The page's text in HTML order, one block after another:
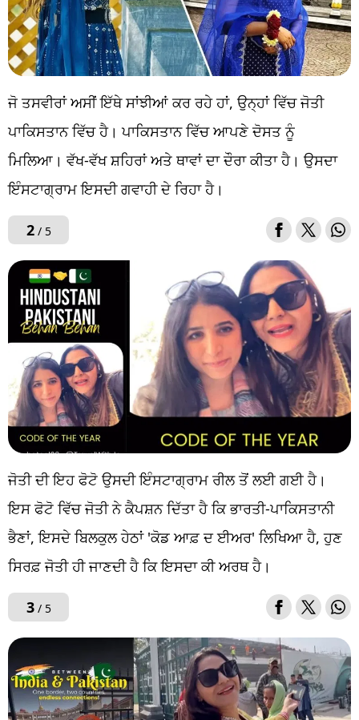
ਜੋ ਤਸਵੀਰਾਂ ਅਸੀਂ ਇੱਥੇ ਸਾਂਝੀਆਂ ਕਰ ਰਹੇ ਹਾਂ, ਉਨ੍ਹਾਂ ਵਿੱਚ ਜੋਤੀ
ਪਾਕਿਸਤਾਨ ਵਿੱਚ ਹੈ। ਪਾਕਿਸਤਾਨ ਵਿੱਚ ਆਪਣੇ ਦੋਸਤ ਨੂੰ
ਮਿਲਿਆ। ਵੱਖ-ਵੱਖ ਸ਼ਹਿਰਾਂ ਅਤੇ ਥਾਵਾਂ ਦਾ ਦੌਰਾ ਕੀਤਾ ਹੈ। ਉਸਦਾ
ਇੰਸਟਾਗ੍ਰਾਮ ਇਸਦੀ ਗਵਾਹੀ ਦੇ ਰਿਹਾ ਹੈ।
2/ 5
ਜੋਤੀ ਦੀ ਇਹ ਫੋਟੋ ਉਸਦੀ ਇੰਸਟਾਗ੍ਰਾਮ ਰੀਲ ਤੋਂ ਲਈ ਗਈ ਹੈ।
ਇਸ ਫੋਟੋ ਵਿੱਚ ਜੋਤੀ ਨੇ ਕੈਪਸ਼ਨ ਦਿੱਤਾ ਹੈ ਕਿ ਭਾਰਤੀ-ਪਾਕਿਸਤਾਨੀ
ਭੈਣਾਂ, ਇਸਦੇ ਬਿਲਕੁਲ ਹੇਠਾਂ 'ਕੋਡ ਆਫ਼ ਦ ਈਅਰ' ਲਿਖਿਆ ਹੈ, ਹੁਣ
ਸਿਰਫ਼ ਜੋਤੀ ਹੀ ਜਾਣਦੀ ਹੈ ਕਿ ਇਸਦਾ ਕੀ ਅਰਥ ਹੈ।
3/ 5